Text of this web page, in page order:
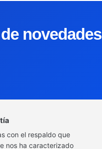
novedades
con el respaldo que
nos ha caracterizado